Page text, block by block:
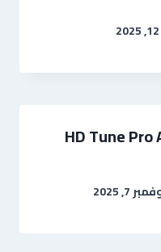
HD Tune
7, 2025